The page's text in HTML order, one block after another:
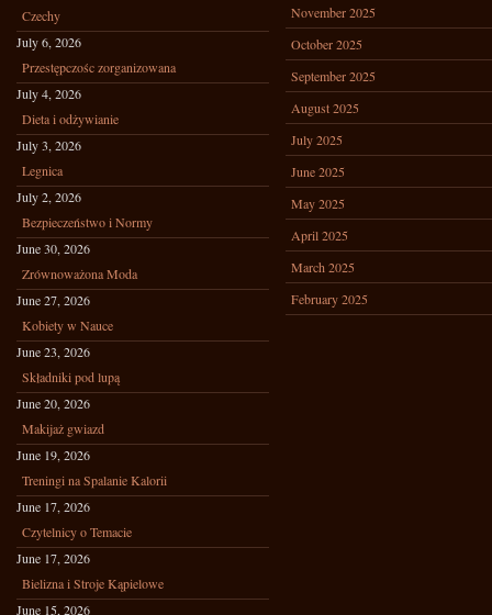
Czechy
July 6, 2026
Przestępczośc zorganizowana
July 4, 2026
Dieta i odżywianie
July 3, 2026
Legnica
July 2, 2026
Bezpieczeństwo i Normy
June 30, 2026
Zrównoważona Moda
June 27, 2026
Kobiety w Nauce
June 23, 2026
Składniki pod lupą
June 20, 2026
Makijaż gwiazd
June 19, 2026
Treningi na Spalanie Kalorii
June 17, 2026
Czytelnicy o Temacie
June 17, 2026
Bielizna i Stroje Kąpielowe
June 15, 2026
November 2025
October 2025
September 2025
August 2025
July 2025
June 2025
May 2025
April 2025
March 2025
February 2025